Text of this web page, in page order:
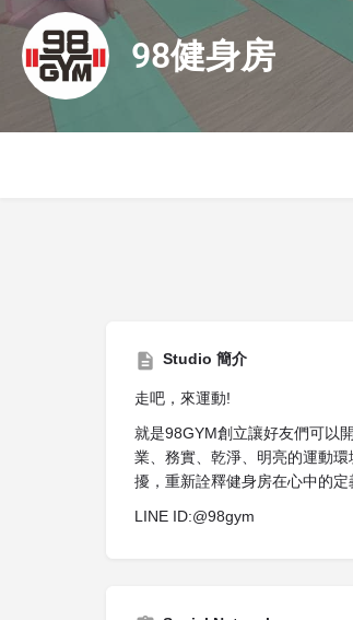
98健身房
Studio 簡介
走吧，來運動!
就是98GYM創立讓好友們可以
業、務實、乾淨、明亮的運動
擾，重新詮釋健身房在心中的定
LINE ID:@98gym